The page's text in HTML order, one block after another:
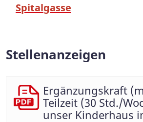
Spitalgasse
Stellenanzeigen
Ergänzungskraft
Teilzeit (30 Std./
unser Kinderhaus